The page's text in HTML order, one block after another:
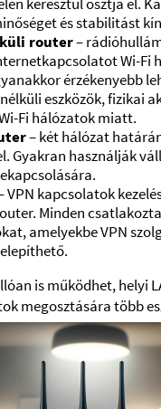
keresztül osztja el.
és stabilitást
router–
Wi-Fi
érzékenyebb
eszközök, fizikai
Fi hálózatok miatt.
– két hálózat
Gyakran használják
VPN kapcsolatok
Minden
amelyekbe VPN
is működhet, helyi
megosztására több